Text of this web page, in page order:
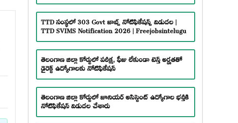
TTD సంస్థలో 303 Govt జాబ్స్ నోటిఫికేషన్స్ విడుదల |
TTD SVIMS Notification 2026 | Freejobsintelugu
తెలంగాణ జిల్లా కోర్టులో పరీక్ష, ఫీజు లేకుండా టెన్త్ అర్హతతో
డైరెక్ట్ ఉద్యోగాలకు నోటిఫికేషన్
తెలంగాణ జిల్లా కోర్టులో జూనియర్ అసిస్టెంట్ ఉద్యోగాల భర్తీకి
నోటిఫికేషన్ విడుదల చేశారు